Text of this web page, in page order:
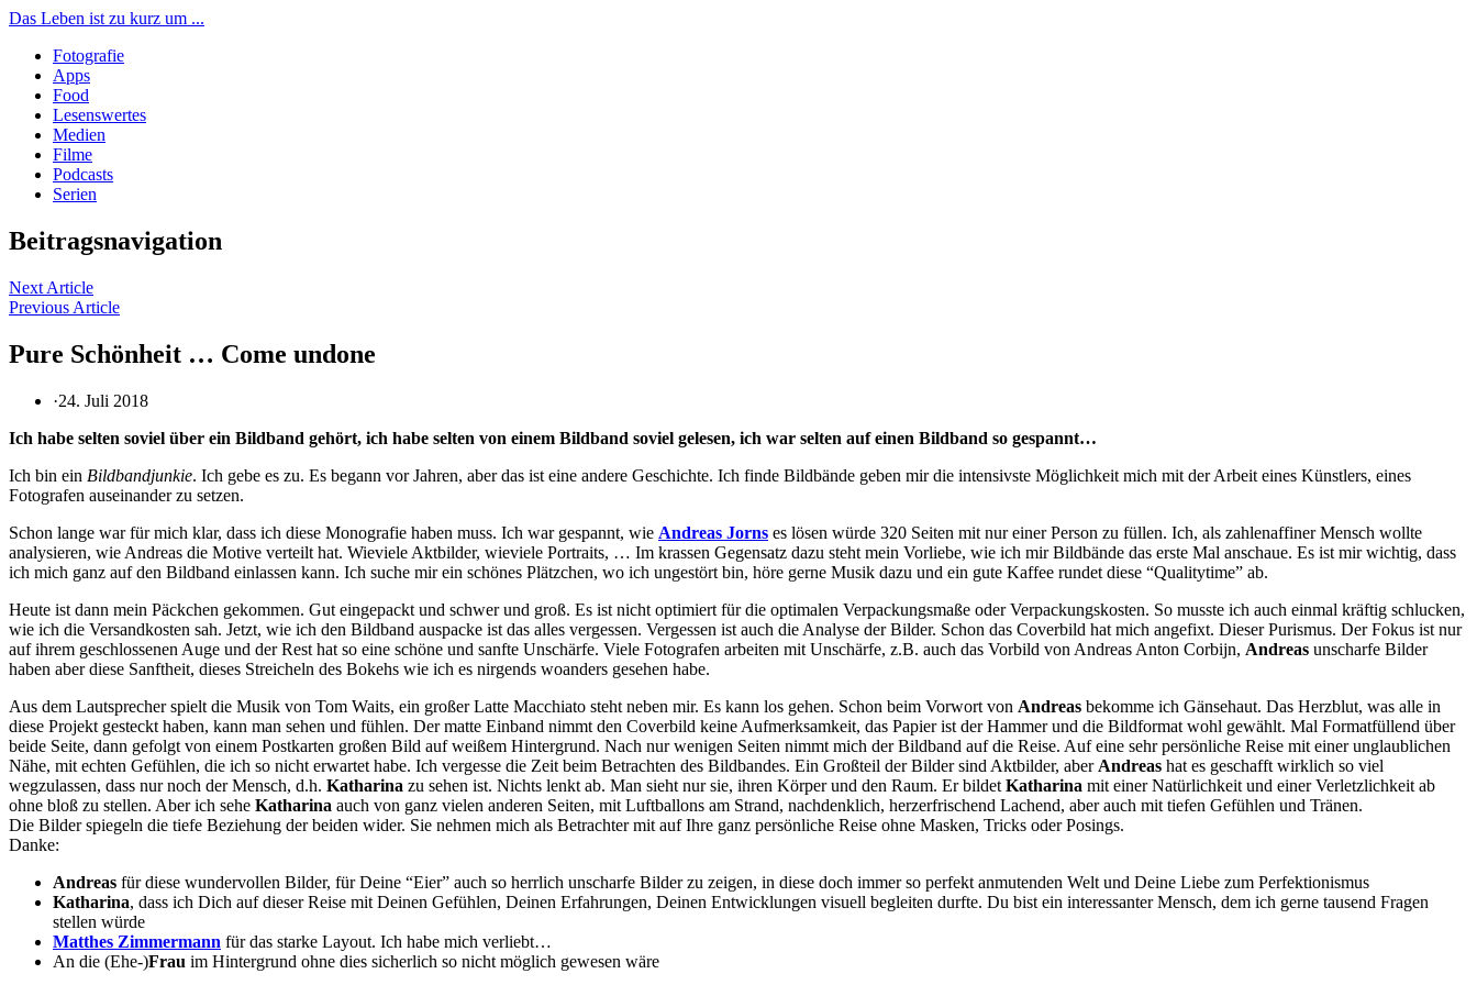
Das Leben ist zu kurz um ...
Fotografie
Apps
Food
Lesenswertes
Medien
Filme
Podcasts
Serien
Beitragsnavigation
Next Article
Previous Article
Pure Schönheit … Come undone
·24. Juli 2018
Ich habe selten soviel über ein Bildband gehört, ich habe selten von einem Bildband soviel gelesen, ich war selten auf einen Bildband so gespannt…
Ich bin ein Bildbandjunkie. Ich gebe es zu. Es begann vor Jahren, aber das ist eine andere Geschichte. Ich finde Bildbände geben mir die intensivste Möglichkeit mich mit der Arbeit eines Künstlers, eines
Fotografen auseinander zu setzen.
Schon lange war für mich klar, dass ich diese Monografie haben muss. Ich war gespannt, wie Andreas Jorns es lösen würde 320 Seiten mit nur einer Person zu füllen. Ich, als zahlenaffiner Mensch wollte
analysieren, wie Andreas die Motive verteilt hat. Wieviele Aktbilder, wieviele Portraits, … Im krassen Gegensatz dazu steht mein Vorliebe, wie ich mir Bildbände das erste Mal anschaue. Es ist mir wichtig, dass
ich mich ganz auf den Bildband einlassen kann. Ich suche mir ein schönes Plätzchen, wo ich ungestört bin, höre gerne Musik dazu und ein gute Kaffee rundet diese “Qualitytime” ab.
Heute ist dann mein Päckchen gekommen. Gut eingepackt und schwer und groß. Es ist nicht optimiert für die optimalen Verpackungsmaße oder Verpackungskosten. So musste ich auch einmal kräftig schlucken,
wie ich die Versandkosten sah. Jetzt, wie ich den Bildband auspacke ist das alles vergessen. Vergessen ist auch die Analyse der Bilder. Schon das Coverbild hat mich angefixt. Dieser Purismus. Der Fokus ist nur
auf ihrem geschlossenen Auge und der Rest hat so eine schöne und sanfte Unschärfe. Viele Fotografen arbeiten mit Unschärfe, z.B. auch das Vorbild von Andreas Anton Corbijn, Andreas unscharfe Bilder
haben aber diese Sanftheit, dieses Streicheln des Bokehs wie ich es nirgends woanders gesehen habe.
Aus dem Lautsprecher spielt die Musik von Tom Waits, ein großer Latte Macchiato steht neben mir. Es kann los gehen. Schon beim Vorwort von Andreas bekomme ich Gänsehaut. Das Herzblut, was alle in
diese Projekt gesteckt haben, kann man sehen und fühlen. Der matte Einband nimmt den Coverbild keine Aufmerksamkeit, das Papier ist der Hammer und die Bildformat wohl gewählt. Mal Formatfüllend über
beide Seite, dann gefolgt von einem Postkarten großen Bild auf weißem Hintergrund. Nach nur wenigen Seiten nimmt mich der Bildband auf die Reise. Auf eine sehr persönliche Reise mit einer unglaublichen
Nähe, mit echten Gefühlen, die ich so nicht erwartet habe. Ich vergesse die Zeit beim Betrachten des Bildbandes. Ein Großteil der Bilder sind Aktbilder, aber Andreas hat es geschafft wirklich so viel
wegzulassen, dass nur noch der Mensch, d.h. Katharina zu sehen ist. Nichts lenkt ab. Man sieht nur sie, ihren Körper und den Raum. Er bildet Katharina mit einer Natürlichkeit und einer Verletzlichkeit ab
ohne bloß zu stellen. Aber ich sehe Katharina auch von ganz vielen anderen Seiten, mit Luftballons am Strand, nachdenklich, herzerfrischend Lachend, aber auch mit tiefen Gefühlen und Tränen.
Die Bilder spiegeln die tiefe Beziehung der beiden wider. Sie nehmen mich als Betrachter mit auf Ihre ganz persönliche Reise ohne Masken, Tricks oder Posings.
Danke:
Andreas für diese wundervollen Bilder, für Deine “Eier” auch so herrlich unscharfe Bilder zu zeigen, in diese doch immer so perfekt anmutenden Welt und Deine Liebe zum Perfektionismus
Katharina, dass ich Dich auf dieser Reise mit Deinen Gefühlen, Deinen Erfahrungen, Deinen Entwicklungen visuell begleiten durfte. Du bist ein interessanter Mensch, dem ich gerne tausend Fragen
stellen würde
Matthes Zimmermann für das starke Layout. Ich habe mich verliebt…
An die (Ehe-)Frau im Hintergrund ohne dies sicherlich so nicht möglich gewesen wäre